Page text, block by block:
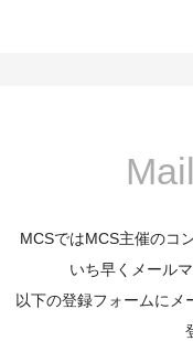
MCSではMCS主催のコ
いち早くメール
以下の登録フォームにメ